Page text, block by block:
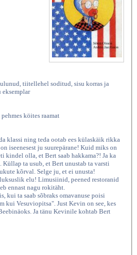
tiitellehel soditud, sisu korras ja
eksemplar
köites raamat
klassi ning teda ootab ees külaskäik rikka
iseenesest ju suurepärane! Kuid miks on
kindel olla, et Bert saab hakkama?! Ja ka
ta usub, et Bert unustab ta varsti
kõrval. Selge ju, et ei unusta!
elu! Limusiinid, peened restoranid
ennast nagu rokitäht.
kui ta saab sõbraks omavanuse poisi
kui Vesuviopitsa". Just Kevin on see, kes
Ja tänu Kevinile kohtab Bert